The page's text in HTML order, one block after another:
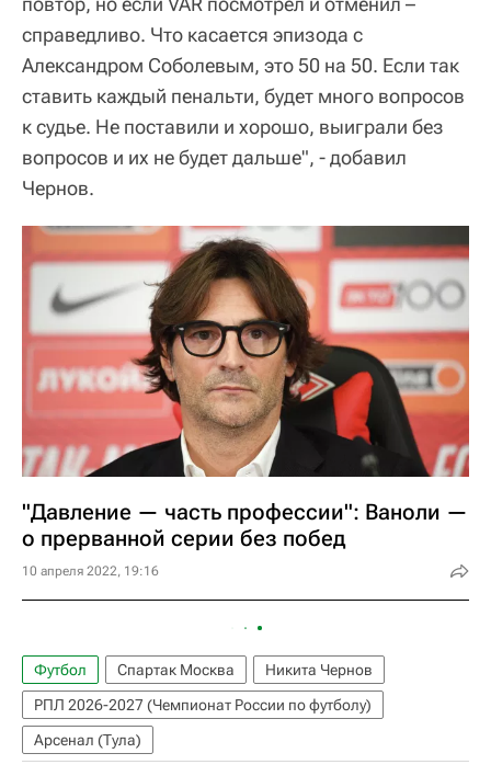
справедливо. Что касается эпизода с
Александром Соболевым, это 50 на 50. Если так
ставить каждый пенальти, будет много вопросов
к судье. Не поставили и хорошо, выиграли без
вопросов и их не будет дальше", - добавил
Чернов.
"Давление — часть профессии": Ваноли —
о прерванной серии без побед
10 апреля 2022, 19:16
Футбол Спартак Москва
Никита Чернов
РПЛ 2026-2027 (Чемпионат России по футболу)
Арсенал (Тула)